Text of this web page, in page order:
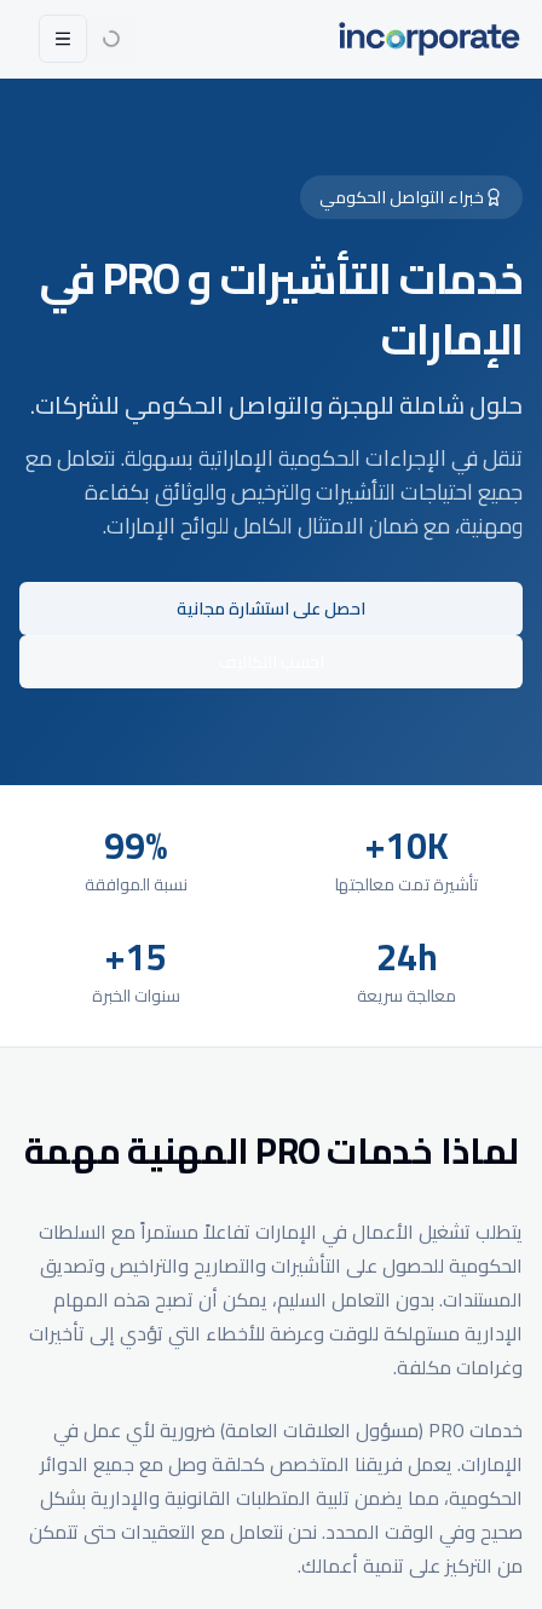
خبراء التواصل الحكومي
خدمات التأشيرات و PRO في
الإمارات
حلول شاملة للهجرة والتواصل الحكومي للشركات.
تنقل في الإجراءات الحكومية الإماراتية بسهولة. نتعامل مع
جميع احتياجات التأشيرات والترخيص والوثائق بكفاءة
ومهنية، مع ضمان الامتثال الكامل للوائح الإمارات.
احصل على استشارة مجانية
10K+
تأشيرة تمت معالجتها
99%
نسبة الموافقة
24h
معالجة سريعة
15+
سنوات الخبرة
لماذا خدمات PRO المهنية مهمة
يتطلب تشغيل الأعمال في الإمارات تفاعلاً مستمراً مع السلطات
الحكومية للحصول على التأشيرات والتصاريح والتراخيص وتصديق
المستندات. بدون التعامل السليم، يمكن أن تصبح هذه المهام
الإدارية مستهلكة للوقت وعرضة للأخطاء التي تؤدي إلى تأخيرات
وغرامات مكلفة.
خدمات PRO (مسؤول العلاقات العامة) ضرورية لأي عمل في
الإمارات. يعمل فريقنا المتخصص كحلقة وصل مع جميع الدوائر
الحكومية، مما يضمن تلبية المتطلبات القانونية والإدارية بشكل
صحيح وفي الوقت المحدد. نحن نتعامل مع التعقيدات حتى تتمكن
من التركيز على تنمية أعمالك.